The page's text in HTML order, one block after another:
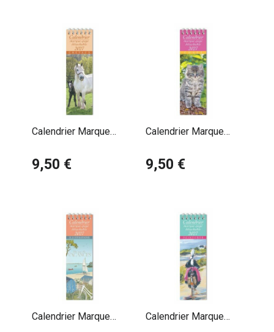
Calendrier Marque
9,50 €
Calendrier Marque
Chatons
9,50 €
Calendrier Marque
Calendrier Marque